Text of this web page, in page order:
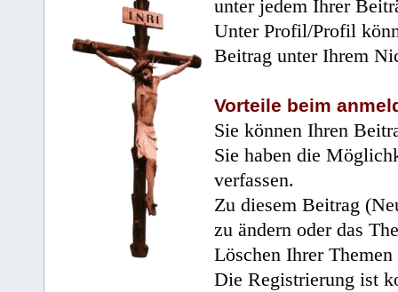
unter jedem Ihrer
Unter Profil/Profil
Beitrag unter Ihrem
Vorteile beim
Sie können Ihren
Sie haben die
verfassen.
Zu diesem Beitrag
zu ändern oder das
Löschen Ihrer
Die Registrierung ist